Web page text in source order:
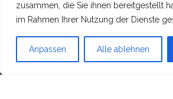
zusammen, die Sie ihnen bereitgestellt
im Rahmen Ihrer Nutzung der Dienste
Anpassen Alle ablehnen
Mit Stolz präsentiert von
Blog